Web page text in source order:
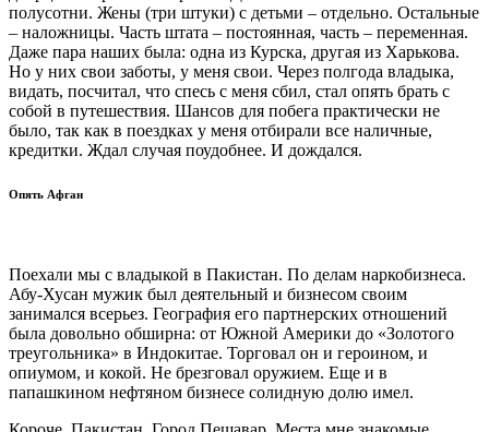
полусотни. Жены (три штуки) с детьми – отдельно. Остальные
– наложницы. Часть штата – постоянная, часть – переменная.
Даже пара наших была: одна из Курска, другая из Харькова.
Но у них свои заботы, у меня свои. Через полгода владыка,
видать, посчитал, что спесь с меня сбил, стал опять брать с
собой в путешествия. Шансов для побега практически не
было, так как в поездках у меня отбирали все наличные,
кредитки. Ждал случая поудобнее. И дождался.
Опять Афган
Поехали мы с владыкой в Пакистан. По делам наркобизнеса.
Абу-Хусан мужик был деятельный и бизнесом своим
занимался всерьез. География его партнерских отношений
была довольно обширна: от Южной Америки до «Золотого
треугольника» в Индокитае. Торговал он и героином, и
опиумом, и кокой. Не брезговал оружием. Еще и в
папашкином нефтяном бизнесе солидную долю имел.